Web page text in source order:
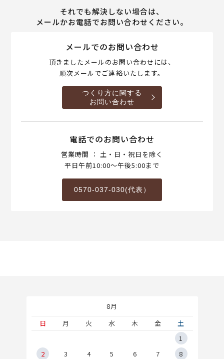
それでも解決しない場合は、
メールかお電話でお問い合わせください。
メールでのお問い合わせ
頂きましたメールのお問い合わせには、
順次メールでご連絡いたします。
つくり方に関する
お問い合わせ
電話でのお問い合わせ
営業時間 ： 土・日・祝日を除く
平日午前10:00～午後5:00まで
0570-037-030(代表）
8月
日
月 火 水 木 金
土
1
2
3 4 5 6 7
8